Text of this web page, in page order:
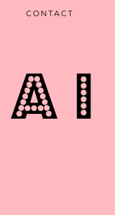
CONTACT